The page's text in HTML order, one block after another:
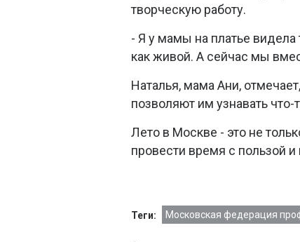
творческую работу.
- Я у мамы на платье видела
как живой. А сейчас мы
Наталья, мама Ани,
позволяют им узнавать
Лето в Москве - это не
провести время с пользой
Теги: Московская федерация